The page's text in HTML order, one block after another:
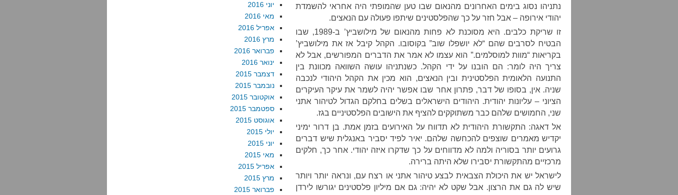
נתניהו נסוג בימים האחרונים מהנאום שבו טען שהמופתי היה אחראי להשמדת
יהודי אירופה – אבל חזר על כך שהפלסטינים שיתפו פעולה עם הנאצים.
זו שריקת כלבים. היא מסוכנת לא פחות מהנאום של מילושביץ’ ב-1989, שבו
הבטיח לסרבים שהם “לא יושפלו שוב” בקוסובו. הקהל קיבל אז את מילושביץ’
בקריאות “מוות למוסלמים.” הוא עצמו לא אמר את הדברים המפורשים, אבל לא
צריך היה לומר: הם הובנו על ידי הקהל. כשנתניהו עושה השוואה מכוונת בין
התנועה הלאומית הפלסטינית ובין הנאצים, הוא מכין את הקהל היהודי לנכבה
שניה. אין, בסופו של דבר, פתרון אחר שבו אפשר יהיה לשמר את עיקר העיקרים
הציוני – עליונות יהודית. היהודים הישראלים בשלים בחלקם הגדול לטיהור אתני
שני, החמושים שלהם כבר משתוקקים להציף את הישובים הפלסטיניים בגז.
אל דאגה: התקשורת היהודית לא תדווח על האירועים בזמן אמת. בן דרור ימיני
יקדיש מאמרים שוצפים להכחשה שלהם. יאיר לפיד יסביר באנגלית שיש דברים
גרועים יותר בסוריה ולמה לא מדווחים על כך שדקרו איזה יהודי. אחר כך, חלקים
מרכזיים מהתקשורת יסבירו שלא היתה ברירה.
לישראל יש את היכולת הצבאית לבצע טיהור אתני או רצח עם, ונראה יותר ויותר
שיש לה גם את הרצון. אבל שקט לא יהיה: גם אם מיליון פלסטינים יגורשו לירדן
יוני 2016
מאי 2016
אפריל 2016
מרץ 2016
פברואר 2016
ינואר 2016
דצמבר 2015
נובמבר 2015
אוקטובר 2015
ספטמבר 2015
אוגוסט 2015
יולי 2015
יוני 2015
מאי 2015
אפריל 2015
מרץ 2015
פברואר 2015